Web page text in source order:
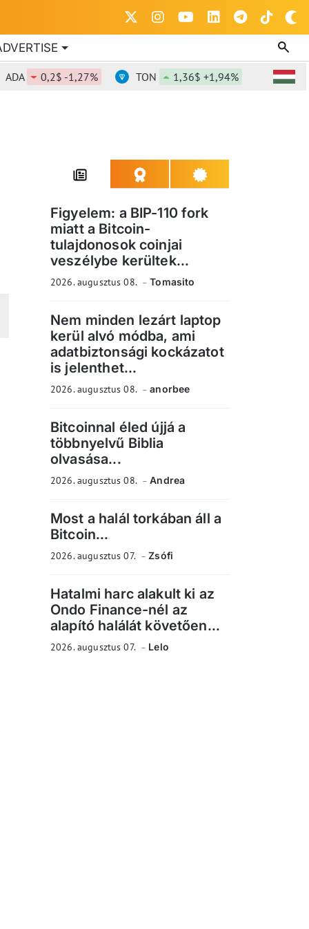
0,2$ -1,27% TON 1,36$ +1,94%
Figyelem: a BIP-110 fork
miatt a Bitcoin-
tulajdonosok coinjai
veszélybe kerültek...
2026. augusztus 08. Tomasito
Nem minden lezárt laptop
kerül alvó módba, ami
adatbiztonsági kockázatot
is jelenthet...
2026. augusztus 08. anorbee
Bitcoinnal éled újjá a
többnyelvű Biblia
olvasása...
2026. augusztus 08. Andrea
Most a halál torkában áll a
Bitcoin...
2026. augusztus 07. Zsófi
Hatalmi harc alakult ki az
Ondo Finance-nél az
alapító halálát követően...
2026. augusztus 07. Lelo